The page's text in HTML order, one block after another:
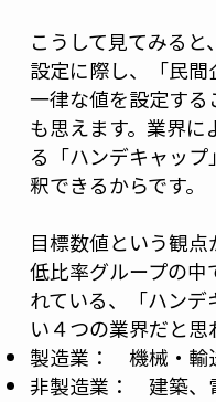
こうして見てみる
設定に際し、「民間
一律な値を設定す
も思えます。業界に
る「ハンデキャッ
釈できるからです。
目標数値という観点
低比率グループの中
れている、「ハン
い４つの業界だと思
製造業： 機械・輸
非製造業： 建築、